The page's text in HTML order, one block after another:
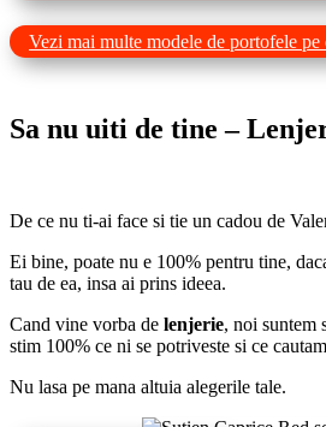
Vezi mai multe modele de portofele pe
Sa nu uiti de tine –
De ce nu ti-ai face si tie un cadou de
Ei bine, poate nu e 100% pentru tine,
tau de ea, insa ai prins ideea.
Cand vine vorba de lenjerie, noi suntem
stim 100% ce ni se potriveste si ce
Nu lasa pe mana altuia alegerile tale.